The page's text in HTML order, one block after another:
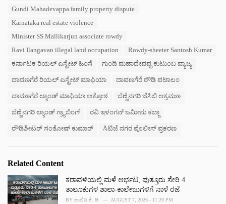
Gundi Mahadevappa family property dispute
Karnataka real estate violence
Minister SS Mallikarjun associate rowdy
Ravi Ilangavan illegal land occupation
Rowdy-sheeter Santosh Kumar
ಕರ್ನಾಟಕ ರಿಯಲ್ ಎಸ್ಟೇಟ್ ಹಿಂಸೆ
ಗುಂಡಿ ಮಹಾದೇವಪ್ಪ ಕುಟುಂಬ ವ್ಯಾಜ್ಯ
ದಾವಣಗೆರೆ ರಿಯಲ್ ಎಸ್ಟೇಟ್ ಮಾಫಿಯಾ ದಾವಣಗೆರೆ ರೌಡಿ ಪಟಾಲಂ
ದಾವಣಗೆರೆ ಲ್ಯಾಂಡ್ ಮಾಫಿಯಾ ಅಕ್ರೋಶ ಬೆಣ್ಣೆನಗರಿ ಜೆಸಿಬಿ ಆಕ್ರಮಣ
ಬೆಣ್ಣೆನಗರಿ ಲ್ಯಾಂಡ್ ಗ್ರ್ಯಾಬಿಂಗ್ ರವಿ ಇಳಂಗನ್ ಜಮೀನು ಕಬ್ಜಾ
ರೌಡಿಶೀಟರ್ ಸಂತೋಷ್ ಕುಮಾರ್ ಸಿಟಿಜೆ ನಗರ ಪೊಲೀಸ್ ಪ್ರಕರಣ
Related Content
ಕರಾವಳಿಯಲ್ಲಿ ಮಳೆ ಆರ್ಭಟ; ಪುತ್ತೂರು ಸೇರಿ 4
ತಾಲೂಕುಗಳ ಶಾಲಾ-ಕಾಲೇಜುಗಳಿಗೆ ನಾಳೆ ರಜೆ
BY ಶಾಲಿನಿ ಕೆ. ಡಿ AUGUST 7, 2026 - 11:20 PM